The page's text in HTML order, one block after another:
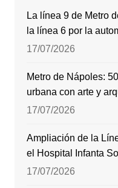
La línea 9 de Metro
la línea 6 por la
17/07/2026
Metro de Nápoles:
urbana con arte y
17/07/2026
Ampliación de la
el Hospital Infanta
17/07/2026